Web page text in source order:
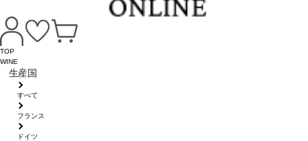
TOP
WINE
生産国
すべて
フランス
ドイツ